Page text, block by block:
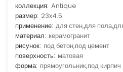
коллекция: Antique
размер: 23x4.5
применение: для стен,для
материал: керамогранит
рисунок: под бетон,под цемент
поверхность: матовая
форма: прямоугольник,под кирпич